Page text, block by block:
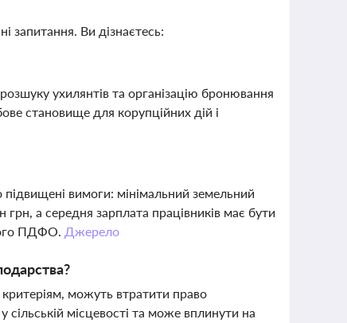
запитання. Ви дізнаєтесь:
ухилянтів та організацію бронювання
становище для корупційних дій і
вимоги: мінімальний земельний
а середня зарплата працівників має бути
ПДФО. Джерело
можуть втратити право
місцевості та може вплинути на